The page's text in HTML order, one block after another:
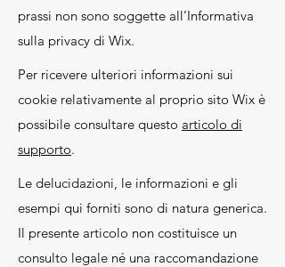
prassi non sono soggette all’Informativa
sulla privacy di Wix.
Per ricevere ulteriori informazioni sui
cookie relativamente al proprio sito Wix è
possibile consultare questo articolo di
supporto.
Le delucidazioni, le informazioni e gli
esempi qui forniti sono di natura generica.
Il presente articolo non costituisce un
consulto legale né una raccomandazione